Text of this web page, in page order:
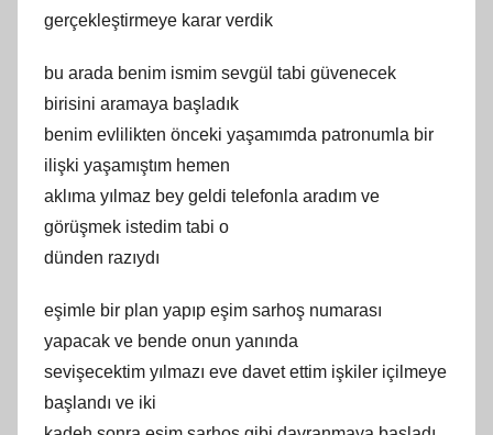
gerçekleştirmeye karar verdik
bu arada benim ismim sevgül tabi güvenecek
birisini aramaya başladık
benim evlilikten önceki yaşamımda patronumla bir
ilişki yaşamıştım hemen
aklıma yılmaz bey geldi telefonla aradım ve
görüşmek istedim tabi o
dünden razıydı
eşimle bir plan yapıp eşim sarhoş numarası
yapacak ve bende onun yanında
sevişecektim yılmazı eve davet ettim işkiler içilmeye
başlandı ve iki